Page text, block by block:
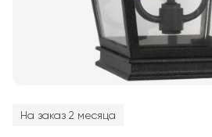
На заказ 2 месяца